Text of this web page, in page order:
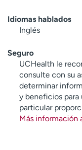
Idiomas hablados
Inglés
Seguro
UCHealth le
consulte con su
determinar
y beneficios
particular
Más información